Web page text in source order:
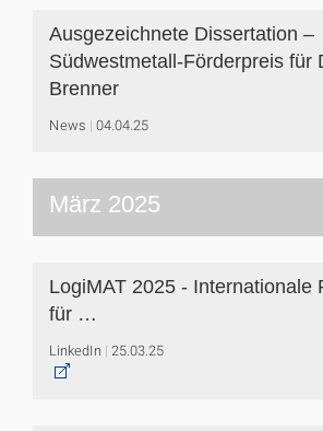
Ausgezeichnete Dissertation –
Südwestmetall-Förderpreis für
Brenner
News 04.04.25
März 2025
LogiMAT 2025 - Internationale
für …
LinkedIn 25.03.25